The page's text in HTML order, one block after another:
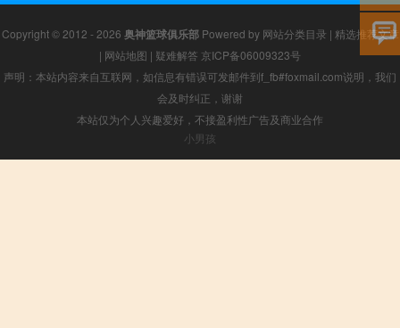
Copyright © 2012 - 2026 奥神篮球俱乐部Powered by 网站分类目录 | 精选推荐文章
| 网站地图 | 疑难解答 京ICP备06009323号
声明：本站内容来自互联网，如信息有错误可发邮件到f_fb#foxmail.com说明，我们
会及时纠正，谢谢
本站仅为个人兴趣爱好，不接盈利性广告及商业合作
小男孩